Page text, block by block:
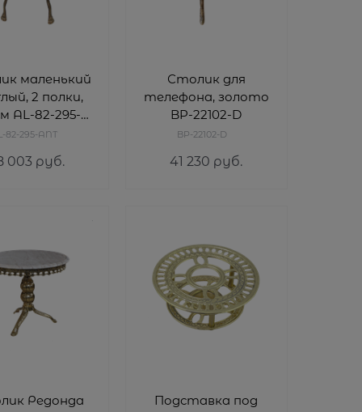
маленький
2 полки,
AL-82-295-
ANT
82-295-ANT
003 руб.
Столик для
телефона, золото
BP-22102-D
BP-22102-D
41 230 руб.
Редонда
Подставка под